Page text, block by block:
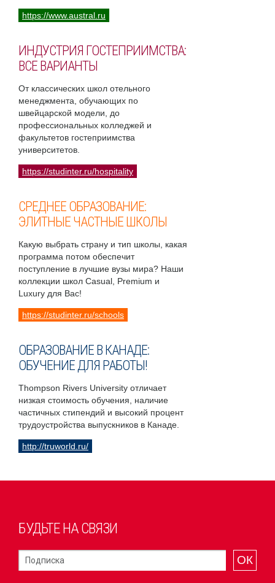
https://www.austral.ru
ИНДУСТРИЯ ГОСТЕПРИИМСТВА:
ВСЕ ВАРИАНТЫ
От классических школ отельного
менеджмента, обучающих по
швейцарской модели, до
профессиональных колледжей и
факультетов гостеприимства
университетов.
https://studinter.ru/hospitality
СРЕДНЕЕ ОБРАЗОВАНИЕ:
ЭЛИТНЫЕ ЧАСТНЫЕ ШКОЛЫ
Какую выбрать страну и тип школы, какая
программа потом обеспечит
поступление в лучшие вузы мира? Наши
коллекции школ Casual, Premium и
Luxury для Вас!
https://studinter.ru/schools
ОБРАЗОВАНИЕ В КАНАДЕ:
ОБУЧЕНИЕ ДЛЯ РАБОТЫ!
Thompson Rivers University отличает
низкая стоимость обучения, наличие
частичных стипендий и высокий процент
трудоустройства выпускников в Канаде.
http://truworld.ru/
БУДЬТЕ НА СВЯЗИ
ОК